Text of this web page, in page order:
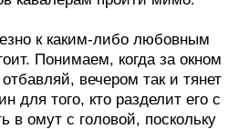
к каким-либо любовным
Понимаем, когда за окном
вечером так и тянет
для того, кто разделит его с
в омут с головой, поскольку